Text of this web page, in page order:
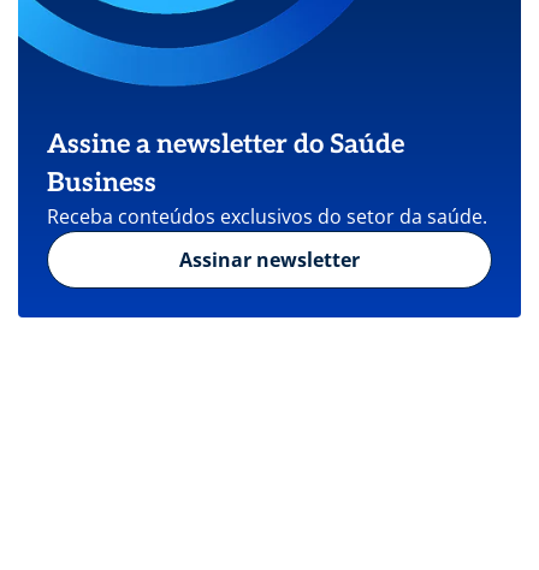
Assine a newsletter do Saúde
Business
Receba conteúdos exclusivos do setor da saúde.
Assinar newsletter